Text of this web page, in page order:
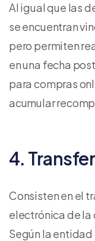
Al igual que las
se encuentran
pero permiten
en una fecha
para compras
acumular
4.
Consisten en el
electrónica de la
Según la